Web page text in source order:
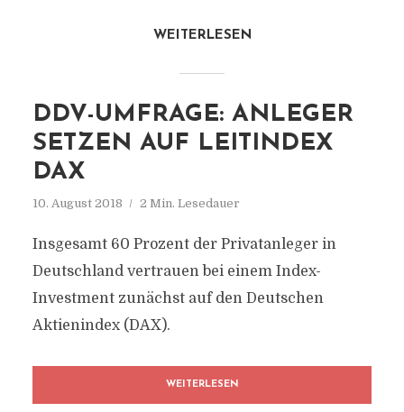
WEITERLESEN
DDV-UMFRAGE: ANLEGER
SETZEN AUF LEITINDEX
DAX
10. August 2018 2 Min. Lesedauer
Insgesamt 60 Prozent der Privatanleger in
Deutschland vertrauen bei einem Index-
Investment zunächst auf den Deutschen
Aktienindex (DAX).
WEITERLESEN